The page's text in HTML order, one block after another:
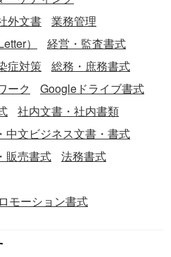
外文書
業務管理
）
経営・監査書式
症対策
総務・庶務書式
ーク
Googleドライブ書式
社内文書・社内書類
中文ビジネス文書・書式
販売書式
法務書式
モーション書式